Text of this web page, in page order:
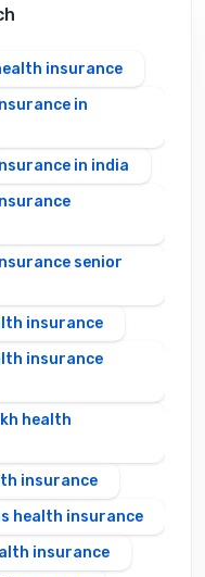
insurance
in
in india
senior
insurance
insurance
health
insurance
health insurance
insurance